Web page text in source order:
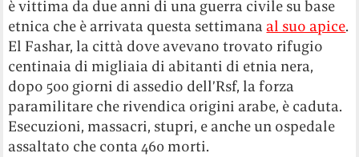
è vittima da due anni di una guerra civile su base
etnica che è arrivata questa settimana al suo apice.
El Fashar, la città dove avevano trovato rifugio
centinaia di migliaia di abitanti di etnia nera,
dopo 500 giorni di assedio dell’Rsf, la forza
paramilitare che rivendica origini arabe, è caduta.
Esecuzioni, massacri, stupri, e anche un ospedale
assaltato che conta 460 morti.